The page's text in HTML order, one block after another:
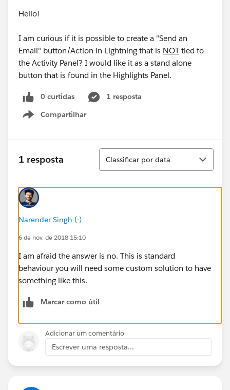
Hello!
I am curious if it is possible to create a "Send an
Email" button/Action in Lightning that is NOT tied to
the Activity Panel? I would like it as a stand alone
button that is found in the Highlights Panel.
0 curtidas
1 resposta
Compartilhar
Show menu
1 resposta
Classificar
Classificar por data
Narender Singh (-)
6 de nov. de 2018 15:10
I am afraid the answer is no. This is standard
behaviour you will need some custom solution to have
something like this.
Marcar como útil
Adicionar um comentário
Escrever uma resposta...